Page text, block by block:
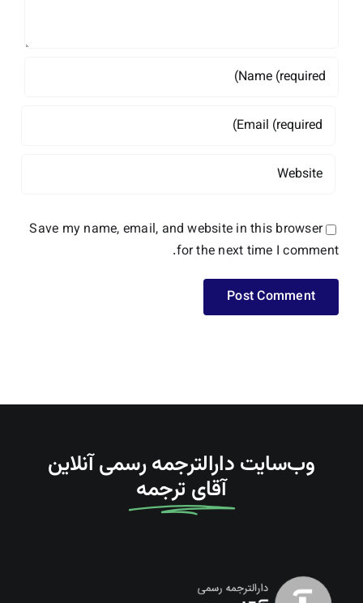
Save my name, email, and website in this browser
for the next time I comment.
وب‌سایت دارالترجمه رسمی آنلاین
آقای ترجمه